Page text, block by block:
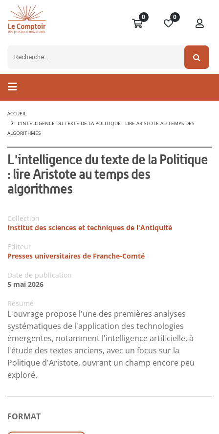
0 0
ACCUEIL
L'INTELLIGENCE DU TEXTE DE LA POLITIQUE : LIRE ARISTOTE AU TEMPS DES
ALGORITHMES
L'intelligence du texte de la Politique
: lire Aristote au temps des
algorithmes
Collection
Institut des sciences et techniques de l'Antiquité
Editeur
Presses universitaires de Franche-Comté
Date de publication
5 mai 2026
Résumé
L'ouvrage propose l'une des premières analyses
systématiques de l'application des technologies
émergentes, notamment l'intelligence artificielle, à
l'étude des textes anciens, avec un focus sur la
Politique d'Aristote, ouvrant un champ encore peu
exploré.
FORMAT